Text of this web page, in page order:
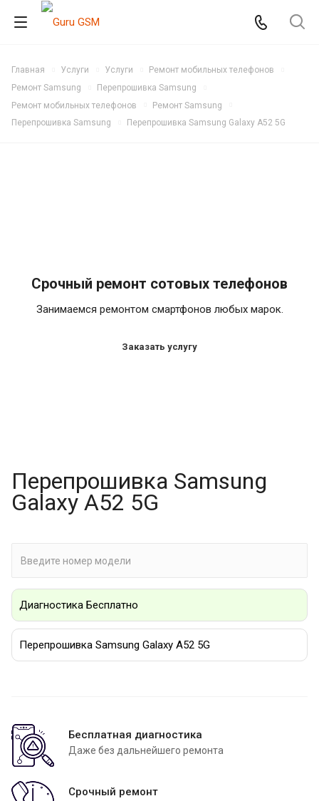
Главная Услуги Услуги
Ремонт мобильных телефонов
Ремонт Samsung
Перепрошивка Samsung
Ремонт мобильных телефонов
Ремонт Samsung
Перепрошивка Samsung
Перепрошивка Samsung Galaxy A52 5G
Срочный ремонт сотовых телефонов
Занимаемся ремонтом смартфонов любых марок.
Заказать услугу
Перепрошивка Samsung
Galaxy A52 5G
Диагностика Бесплатно
Перепрошивка Samsung Galaxy A52 5G
Бесплатная диагностика
Даже без дальнейшего ремонта
Срочный ремонт